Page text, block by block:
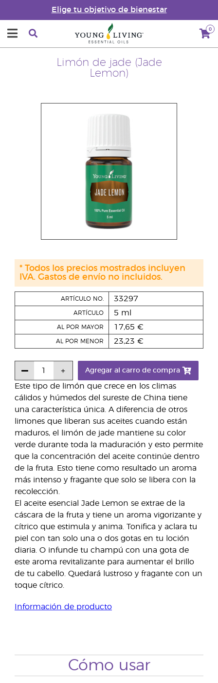
Elige tu objetivo de bienestar
0
Limón de jade (Jade
Lemon)
Este tipo de limón que crece en los climas
cálidos y húmedos del sureste de China tiene
una característica única. A diferencia de otros
limones que liberan sus aceites cuando están
maduros, el limón de jade mantiene su color
verde durante toda la maduración y esto permite
que la concentración del aceite continúe dentro
de la fruta. Esto tiene como resultado un aroma
más intenso y fragante que solo se libera con la
recolección.
El aceite esencial Jade Lemon se extrae de la
cáscara de la fruta y tiene un aroma vigorizante y
cítrico que estimula y anima. Tonifica y aclara tu
piel con tan solo una o dos gotas en tu loción
diaria. O infunde tu champú con una gota de
este aroma revitalizante para aumentar el brillo
de tu cabello. Quedará lustroso y fragante con un
toque cítrico.
Información de producto
ARTÍCULO NO. 33297
ARTÍCULO 5 ml
AL POR MAYOR 17,65 €
AL POR MENOR 23,23 €
Agregar al carro de compra
* Todos los precios mostrados incluyen
IVA. Gastos de envío no incluidos.
Cómo usar